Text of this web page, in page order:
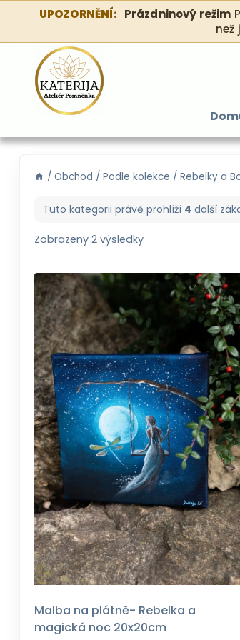
Přeskočit
obsah
UPOZORNĚNÍ: Prázdninový režim
než
/ Obchod / Podle kolekce / Rebelky a
Tuto kategorii právě prohlíží 4 další
Zobrazeny 2 výsledky
Malba na plátně- Rebelka a
magická noc 20x20cm